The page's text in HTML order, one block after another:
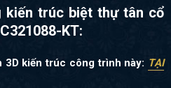
kiến trúc biệt thự tân cổ
KT:
3D kiến trúc công trình này: TẠI